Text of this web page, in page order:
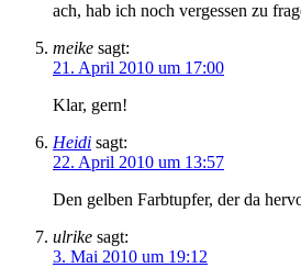
ach, hab ich noch vergessen zu
meike sagt:
21. April 2010 um 17:00
Klar, gern!
Heidi sagt:
22. April 2010 um 13:57
Den gelben Farbtupfer, der da
ulrike sagt:
3. Mai 2010 um 19:12